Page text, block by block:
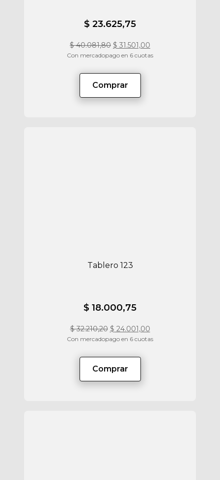
$ 23.625,75
$40.081,80 $ 31.501,00
Con mercadopago en 6 cuotas
Comprar
Tablero 123
$ 18.000,75
$32.210,20 $ 24.001,00
Con mercadopago en 6 cuotas
Comprar